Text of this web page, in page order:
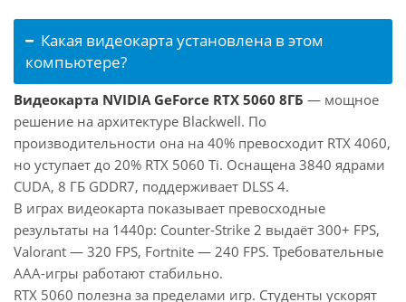
Какая видеокарта установлена в этом
компьютере?
Видеокарта NVIDIA GeForce RTX 5060 8ГБ — мощное
решение на архитектуре Blackwell. По
производительности она на 40% превосходит RTX 4060,
но уступает до 20% RTX 5060 Ti. Оснащена 3840 ядрами
CUDA, 8 ГБ GDDR7, поддерживает DLSS 4.
В играх видеокарта показывает превосходные
результаты на 1440p: Counter-Strike 2 выдаёт 300+ FPS,
Valorant — 320 FPS, Fortnite — 240 FPS. Требовательные
AAA-игры работают стабильно.
RTX 5060 полезна за пределами игр. Студенты ускорят